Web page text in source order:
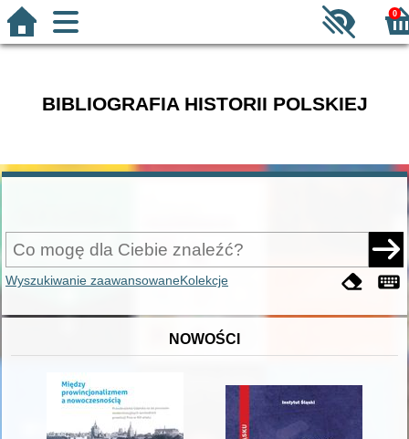
0
BIBLIOGRAFIA HISTORII POLSKIEJ
Wyszukiwanie zaawansowaneKolekcje
NOWOŚCI